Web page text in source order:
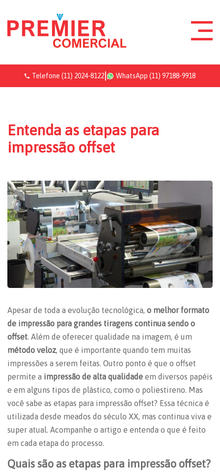
Telefone (11) 2024-8122 WhatsApp (11) 97188-9918
Entenda as etapas para
impressão offset
Apesar de toda a evolução tecnológica, o melhor formato
de impressão para grandes tiragens continua sendo o
offset. Além de oferecer qualidade na imagem, é um
método veloz, que é importante quando tem muitas
impressões a serem feitas. Outro ponto é que o offset
permite a impressão de alta qualidade em diversos papéis
e em alguns tipos de plástico, como o poliestireno. Mas
você sabe as etapas para impressão offset? Essa técnica é
utilizada desde meados do século XX, mas continua viva e
super atual. Acompanhe o artigo e entenda o que é feito
em cada etapa do processo.
Quais são as etapas para impressão offset?